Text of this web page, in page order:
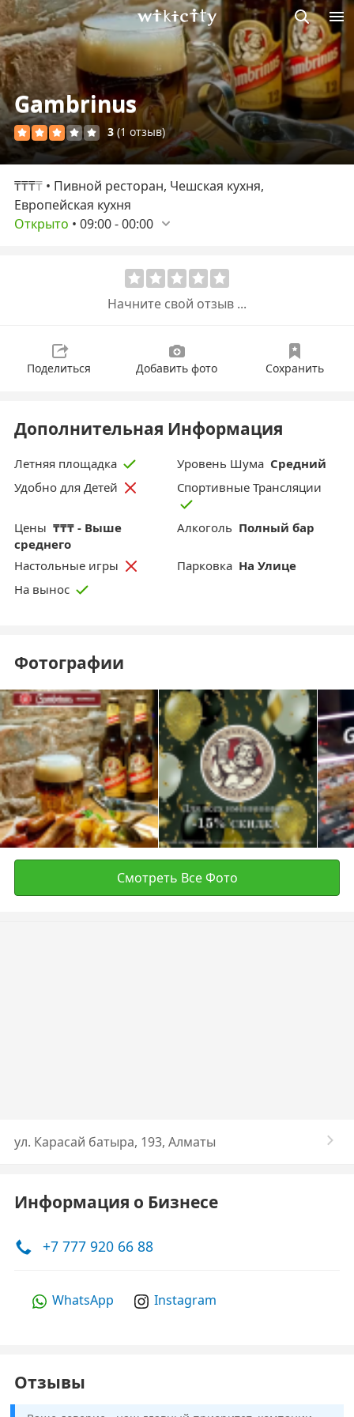
Викисити
Gambrinus
3 (1 отзыв)
₸₸₸₸ • Пивной ресторан, Чешская кухня,
Европейская кухня
Открыто • 09:00-00:00
Начните свой отзыв ...
Поделиться Добавить фото Сохранить
Дополнительная Информация
Летняя площадка Уровень Шума Средний
Удобно для Детей
Спортивные Трансляции
Цены ₸₸₸ - Выше
среднего
Aлкоголь Полный бар
Настольные игры Парковка На Улице
На вынос
Фотографии
Смотреть Все Фото
ул. Карасай батыра, 193, Алматы
Информация о Бизнесе
+7 777 920 66 88
WhatsApp Instagram
Отзывы